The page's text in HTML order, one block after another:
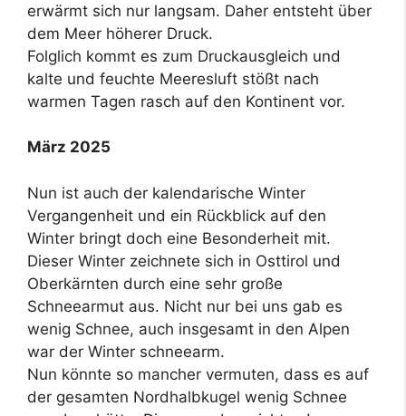
erwärmt sich nur langsam. Daher entsteht über
dem Meer höherer Druck.
Folglich kommt es zum Druckausgleich und
kalte und feuchte Meeresluft stößt nach
warmen Tagen rasch auf den Kontinent vor.
März 2025
Nun ist auch der kalendarische Winter
Vergangenheit und ein Rückblick auf den
Winter bringt doch eine Besonderheit mit.
Dieser Winter zeichnete sich in Osttirol und
Oberkärnten durch eine sehr große
Schneearmut aus. Nicht nur bei uns gab es
wenig Schnee, auch insgesamt in den Alpen
war der Winter schneearm.
Nun könnte so mancher vermuten, dass es auf
der gesamten Nordhalbkugel wenig Schnee